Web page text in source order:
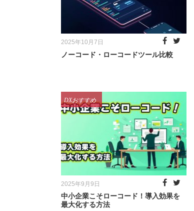
Posted
on
2025年10月7日
ノーコード・ローコードツール比較
Categories
DXおすすめ
Posted
on
2025年9月9日
中小企業こそローコード！導入効果を
最大化する方法